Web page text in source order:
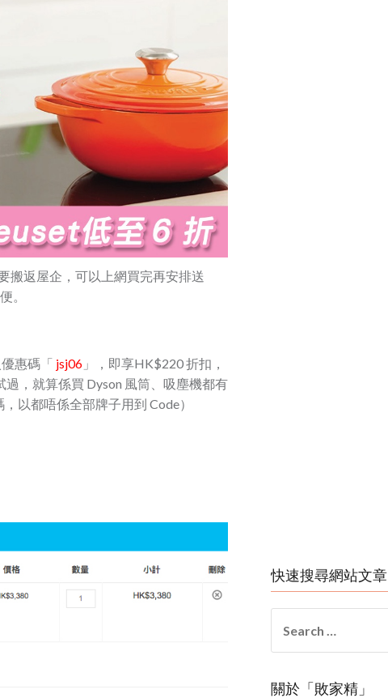
搬返屋企，可以上網買完再安排送
。
惠碼「 jsj06 」，即享HK$220 折扣，
，就算係買 Dyson 風筒、吸塵機都有
以都唔係全部牌子用到 Code）
快速搜尋網站文章
for:
關於「敗家精」